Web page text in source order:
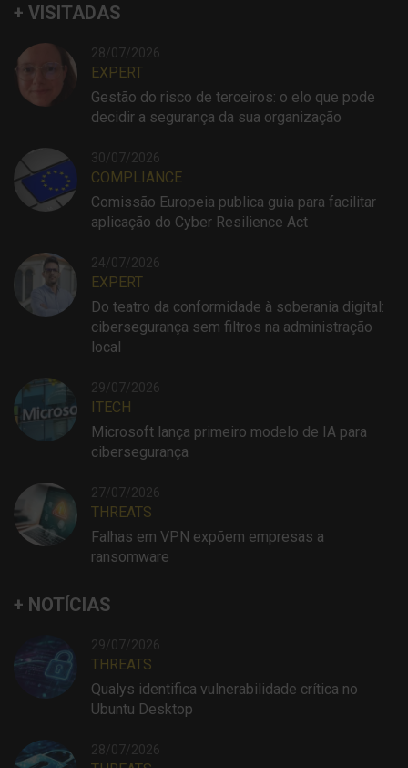
+ VISITADAS
28/07/2026
EXPERT
Gestão do risco de terceiros: o elo que pode
decidir a segurança da sua organização
30/07/2026
COMPLIANCE
Comissão Europeia publica guia para facilitar
aplicação do Cyber Resilience Act
24/07/2026
EXPERT
Do teatro da conformidade à soberania digital:
cibersegurança sem filtros na administração
local
29/07/2026
ITECH
Microsoft lança primeiro modelo de IA para
cibersegurança
27/07/2026
THREATS
Falhas em VPN expõem empresas a
ransomware
+ NOTÍCIAS
29/07/2026
THREATS
Qualys identifica vulnerabilidade crítica no
Ubuntu Desktop
28/07/2026